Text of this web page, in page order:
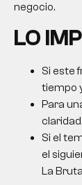
negocio.
LO
Si este
tiempo
Para
Si el
el
La